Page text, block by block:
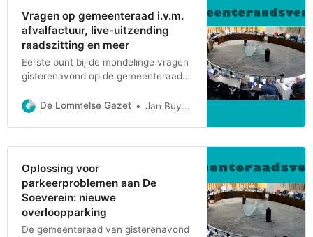
Hij had hieromtrent vanuit de sector
meerdere negatieve
Vragen op gemeenteraad i.v.m.
afvalfactuur, live-uitzending
raadszitting en meer
Eerste punt bij de mondelinge vragen
gisterenavond op de gemeenteraad
tussenkomst van de afvalfactuur voor
Verduyckt (Samen Vooruit) die in deze
mensen die recht hebben op een
verhoogde tegemoetkoming (2.
De Lommelse Gazet Jan Buyens
Oplossing voor
parkeerproblemen aan De
Soeverein: nieuwe
overloopparking
De gemeenteraad van gisterenavond